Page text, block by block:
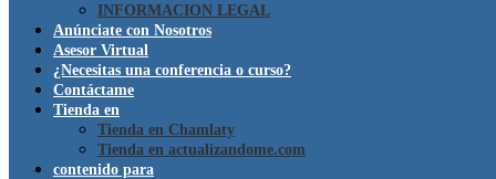
INFORMACION LEGAL
Anúnciate con Nosotros
Asesor Virtual
¿Necesitas una conferencia o curso?
Contáctame
Tienda en
Tienda en Chamlaty
Tienda en actualizandome.com
contenido para